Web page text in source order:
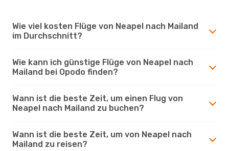
Wie viel kosten Flüge von Neapel nach Mailand
im Durchschnitt?
Wie kann ich günstige Flüge von Neapel nach
Mailand bei Opodo finden?
Wann ist die beste Zeit, um einen Flug von
Neapel nach Mailand zu buchen?
Wann ist die beste Zeit, um von Neapel nach
Mailand zu reisen?